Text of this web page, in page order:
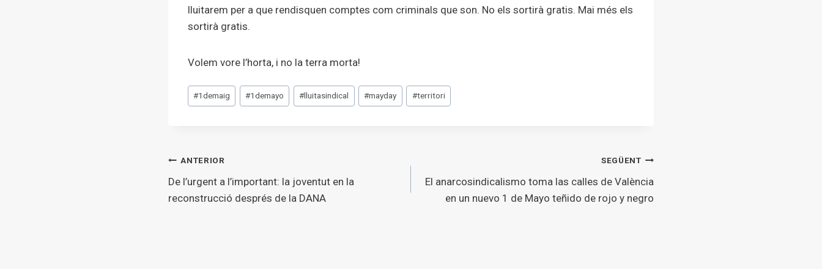
lluitarem per a que rendisquen comptes com criminals que son. No els sortirà gratis. Mai més els
sortirà gratis.
Volem vore l’horta, i no la terra morta!
Etiquetes
d'entrada
#1demaig #1demayo #lluitasindical #mayday #territori
Navegació
d'entrades
ANTERIOR
De l’urgent a l’important: la joventut en la
reconstrucció després de la DANA
SEGÜENT
El anarcosindicalismo toma las calles de València
en un nuevo 1 de Mayo teñido de rojo y negro